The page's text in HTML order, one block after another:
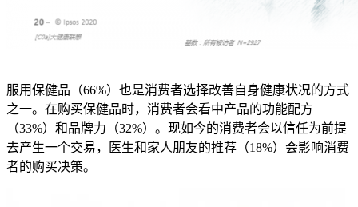
服用保健品（66%）也是消费者选择改善自身健康状况的方式
之一。在购买保健品时，消费者会看中产品的功能配方
（33%）和品牌力（32%）。现如今的消费者会以信任为前提
去产生一个交易，医生和家人朋友的推荐（18%）会影响消费
者的购买决策。